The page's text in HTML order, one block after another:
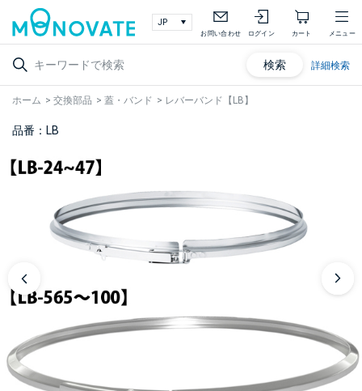
お問い合わせ ログイン カート メニュー
検索 詳細検索
ホーム > 交換部品 > 蓋・バンド > レバーバンド【LB】
品番：LB